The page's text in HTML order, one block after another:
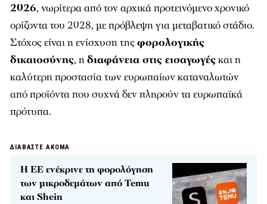
2026, νωρίτερα από τον αρχικά προτεινόμενο χρονικό
ορίζοντα του 2028, με πρόβλεψη για μεταβατικό στάδιο.
Στόχος είναι η ενίσχυση τηςφορολογικής
δικαιοσύνης, ηδιαφάνεια στις εισαγωγέςκαι η
καλύτερη προστασία των ευρωπαίων καταναλωτών
από προϊόντα που συχνά δεν πληρούν τα ευρωπαϊκά
πρότυπα.
ΔΙΑΒΑΣΤΕ ΑΚΟΜΑ
Η ΕΕ ενέκρινε τη φορολόγηση
των μικροδεμάτων από Temu
και Shein